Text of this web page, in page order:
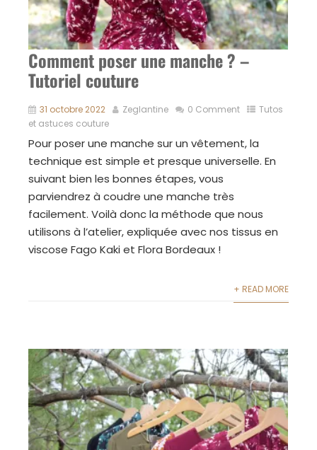
Comment poser une manche ? –
Tutoriel couture
31 octobre 2022 Zeglantine 0 Comment
Tutos
et astuces couture
Pour poser une manche sur un vêtement, la
technique est simple et presque universelle. En
suivant bien les bonnes étapes, vous
parviendrez à coudre une manche très
facilement. Voilà donc la méthode que nous
utilisons à l’atelier, expliquée avec nos tissus en
viscose Fago Kaki et Flora Bordeaux !
+ READ MORE